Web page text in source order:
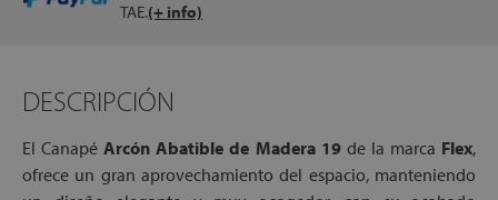
TAE.(+ info)
DESCRIPCIÓN
El CanapéArcón Abatible de Madera 19de la marca Flex,
ofrece un gran aprovechamiento del espacio, manteniendo